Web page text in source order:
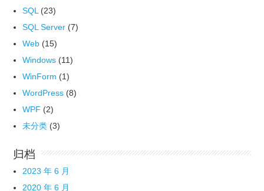
SQL (23)
SQL Server (7)
Web (15)
Windows (11)
WinForm (1)
WordPress (8)
WPF (2)
未分类 (3)
归档
2023 年 6 月
2020 年 6 月